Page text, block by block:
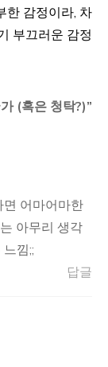
한 감정이라, 차
부끄러운 감정
(혹은 청탁?)”
어마어마한
아무리 생각
낌;;
답글